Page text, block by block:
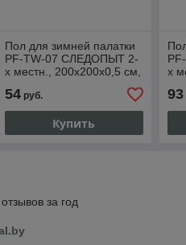
Пол для зимней палатки
PF-TW-07 СЛЕДОПЫТ 2-
х местн., 200х200х0,5 см,
полиэтилен вспен.
54руб.
Купить
х
93
за год